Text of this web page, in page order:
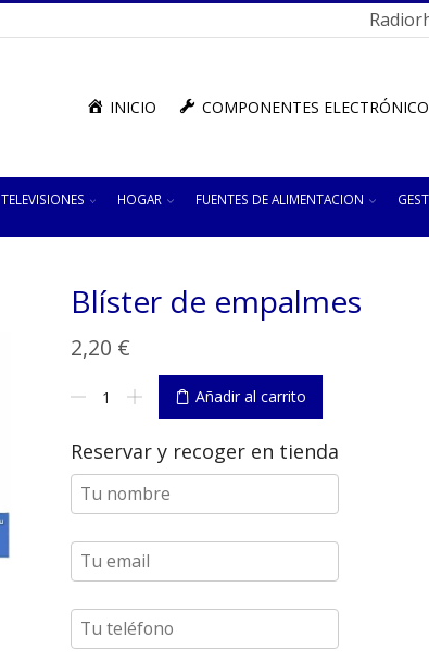
INICIO COMPONENTES
TELEVISIONES HOGAR FUENTES DE ALIMENTACION
Blíster de empalmes
2,20 €
cantidad
Añadir al carrito
Reservar y recoger en tienda